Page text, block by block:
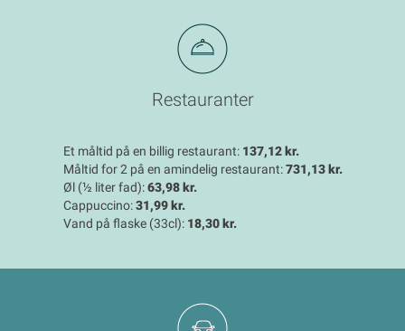
Restauranter
Et måltid på en billig restaurant: 137,12 kr.
Måltid for 2 på en amindelig restaurant:731,13 kr.
Øl (½ liter fad):63,98 kr.
Cappuccino:31,99 kr.
Vand på flaske (33cl): 18,30 kr.